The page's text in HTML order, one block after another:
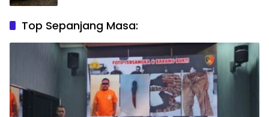
Top Sepanjang Masa: